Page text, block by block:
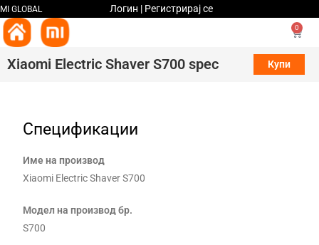
MI GLOBAL Логин | Регистрирај се
0
Xiaomi Electric Shaver S700 spec Купи
Спецификации
Име на производ
Xiaomi Electric Shaver S700
Модел на производ бр.
S700